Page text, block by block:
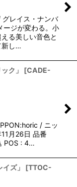
レイス・ナンバ
ージが変わる。小
る美しい音色と
新し…
ク」 [CADE-
/ ニッ
月26日 品番
POS : 4…
ズ」 [TTOC-